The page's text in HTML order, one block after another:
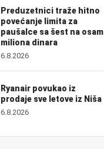
Preduzetnici traže hitno
povećanje limita za
paušalce sa šest na osam
miliona dinara
6.8.2026
Ryanair povukao iz
prodaje sve letove iz Niša
6.8.2026